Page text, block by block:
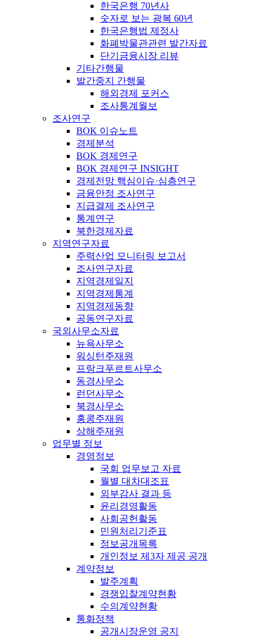
한국은행 70년사
숫자로 보는 광복 60년
한국은행법 제정사
화폐박물관관련 발간자료
단기금융시장 리뷰
기타간행물
발간중지 간행물
해외경제 포커스
조사통계월보
조사연구
BOK 이슈노트
경제분석
BOK 경제연구
BOK 경제연구 INSIGHT
경제전망 핵심이슈·심층연구
금융안정 조사연구
지급결제 조사연구
통계연구
북한경제자료
지역연구자료
주력산업 모니터링 보고서
조사연구자료
지역경제일지
지역경제통계
지역경제동향
공동연구자료
국외사무소자료
뉴욕사무소
워싱턴주재원
프랑크푸르트사무소
동경사무소
런던사무소
북경사무소
홍콩주재원
상해주재원
업무별 정보
경영정보
국회 업무보고 자료
월별 대차대조표
외부감사 결과 등
윤리경영활동
사회공헌활동
민원처리기준표
정보공개목록
개인정보 제3자 제공 공개
계약정보
발주계획
경쟁입찰계약현황
수의계약현황
통화정책
공개시장운영 공지